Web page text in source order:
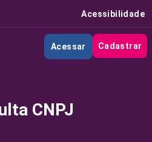
Acessibilidade
Acessar Cadastrar
CNPJ